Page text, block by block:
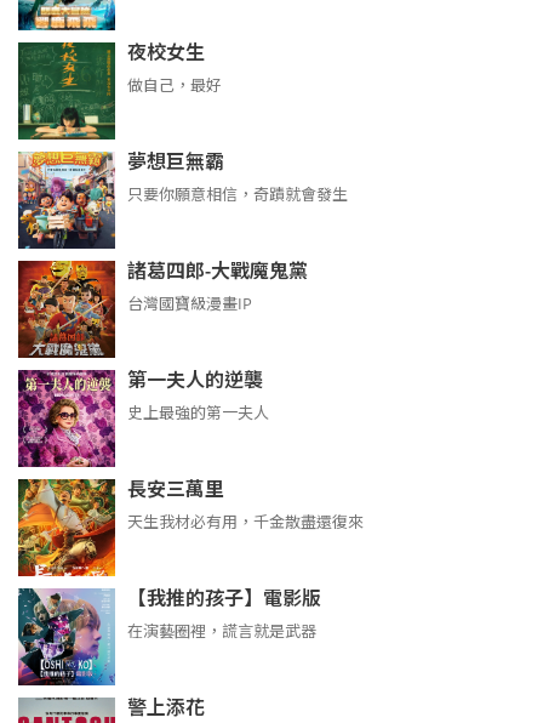
夜校女生
做自己，最好
夢想巨無霸
只要你願意相信，奇蹟就會發生
諸葛四郎-大戰魔鬼黨
台灣國寶級漫畫IP
第一夫人的逆襲
史上最強的第一夫人
長安三萬里
天生我材必有用，千金散盡還復來
【我推的孩子】電影版
在演藝圈裡，謊言就是武器
警上添花